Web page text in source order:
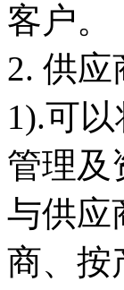
客户。
2. 供应
1).可
管理及
与供应
商、按